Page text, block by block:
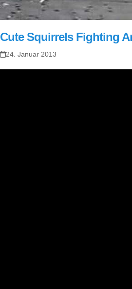
Cute Squirrels Fighting
24. Januar 2013